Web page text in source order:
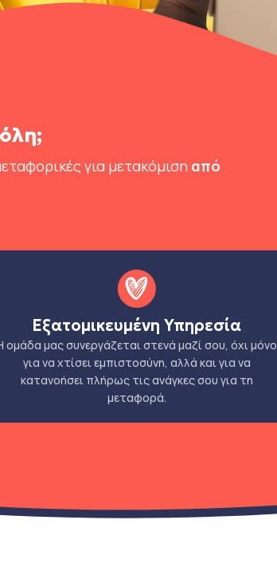
για μετακόμιση από
Εξατομικευμένη Υπηρεσία
ομάδα μας συνεργάζεται στενά μαζί σου, όχι μόνο
για να χτίσει εμπιστοσύνη, αλλά και για να
κατανοήσει πλήρως τις ανάγκες σου για τη
μεταφορά.